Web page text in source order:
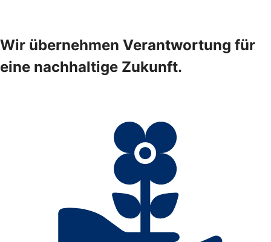
Wir übernehmen Verantwortung für
eine nachhaltige Zukunft.